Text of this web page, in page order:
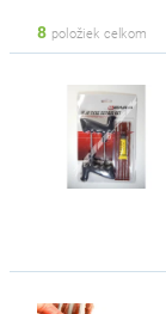
8 položiek celkom